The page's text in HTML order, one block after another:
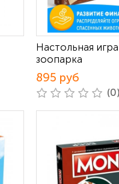
Настольная
зоопарка
895 руб